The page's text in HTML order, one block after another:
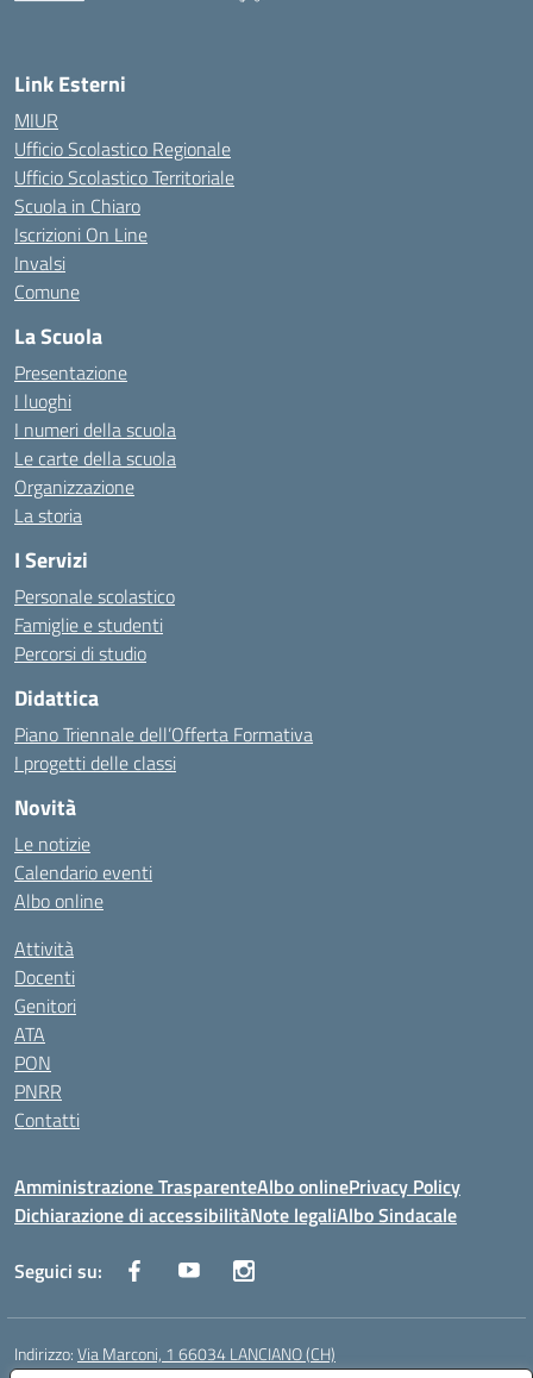
Link Esterni
MIUR
Ufficio Scolastico Regionale
Ufficio Scolastico Territoriale
Scuola in Chiaro
Iscrizioni On Line
Invalsi
Comune
La Scuola
Presentazione
I luoghi
I numeri della scuola
Le carte della scuola
Organizzazione
La storia
I Servizi
Personale scolastico
Famiglie e studenti
Percorsi di studio
Didattica
Piano Triennale dell’Offerta Formativa
I progetti delle classi
Novità
Le notizie
Calendario eventi
Albo online
Attività
Docenti
Genitori
ATA
PON
PNRR
Contatti
Amministrazione TrasparenteAlbo onlinePrivacy Policy
Dichiarazione di accessibilitàNote legaliAlbo Sindacale
Seguici su:
Indirizzo:Via Marconi, 1 66034 LANCIANO (CH)